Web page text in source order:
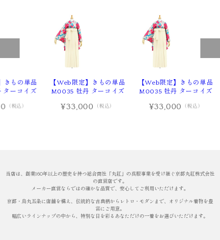
きもの単品
ーコイズ
（税込）
【Web限定】きもの単品
M0035 牡丹 ターコイズ
¥33,000 （税込）
【Web限定】きもの単品
M0035 牡丹 ターコイズ
¥33,000 （税込）
当店は、創業160年以上の歴史を持つ総合商社「丸紅」の呉服事業を受け継ぐ京都丸紅株式会社
の直営店です。
メーカー直営ならではの確かな品質で、安心してご利用いただけます。
京都・烏丸五条に店舗を構え、伝統的な古典柄からレトロ・モダンまで、オリジナル着物を豊
富にご用意。
幅広いラインナップの中から、特別な日を彩るあなただけの一着をお選びいただけます。